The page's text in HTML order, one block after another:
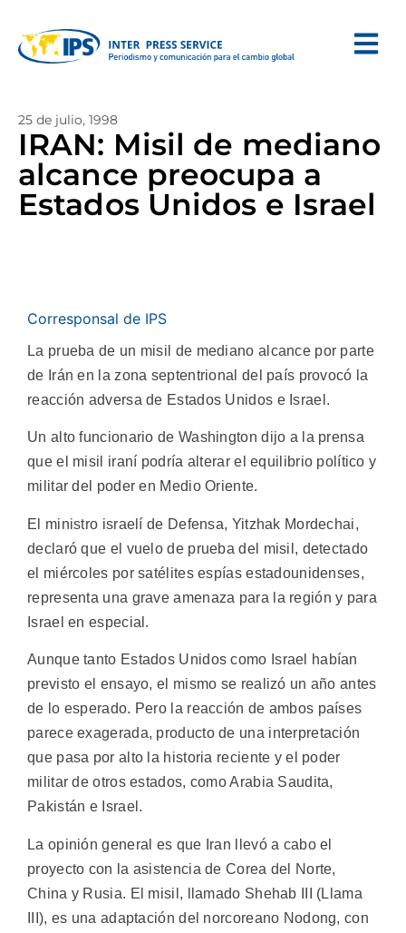
25 de julio, 1998
IRAN: Misil de mediano
alcance preocupa a
Estados Unidos e Israel
Corresponsal de IPS
La prueba de un misil de mediano alcance por parte
de Irán en la zona septentrional del país provocó la
reacción adversa de Estados Unidos e Israel.
Un alto funcionario de Washington dijo a la prensa
que el misil iraní podría alterar el equilibrio político y
militar del poder en Medio Oriente.
El ministro israelí de Defensa, Yitzhak Mordechai,
declaró que el vuelo de prueba del misil, detectado
el miércoles por satélites espías estadounidenses,
representa una grave amenaza para la región y para
Israel en especial.
Aunque tanto Estados Unidos como Israel habían
previsto el ensayo, el mismo se realizó un año antes
de lo esperado. Pero la reacción de ambos países
parece exagerada, producto de una interpretación
que pasa por alto la historia reciente y el poder
militar de otros estados, como Arabia Saudita,
Pakistán e Israel.
La opinión general es que Iran llevó a cabo el
proyecto con la asistencia de Corea del Norte,
China y Rusia. El misil, llamado Shehab III (Llama
III), es una adaptación del norcoreano Nodong, con